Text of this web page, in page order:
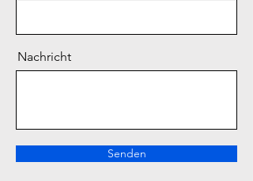
Nachricht
Senden